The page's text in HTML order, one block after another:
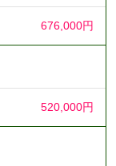
676,000円
520,000円